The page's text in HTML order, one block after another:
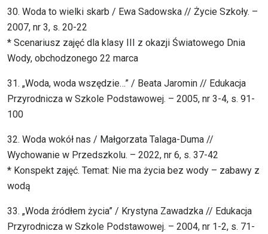
30. Woda to wielki skarb / Ewa Sadowska // Życie Szkoły. –
2007, nr 3, s. 20-22
* Scenariusz zajęć dla klasy III z okazji Światowego Dnia
Wody, obchodzonego 22 marca
31. „Woda, woda wszędzie…” / Beata Jaromin // Edukacja
Przyrodnicza w Szkole Podstawowej. – 2005, nr 3-4, s. 91-
100
32. Woda wokół nas / Małgorzata Talaga-Duma //
Wychowanie w Przedszkolu. – 2022, nr 6, s. 37-42
* Konspekt zajęć. Temat: Nie ma życia bez wody – zabawy z
wodą
33. „Woda źródłem życia” / Krystyna Zawadzka // Edukacja
Przyrodnicza w Szkole Podstawowej. – 2004, nr 1-2, s. 71-